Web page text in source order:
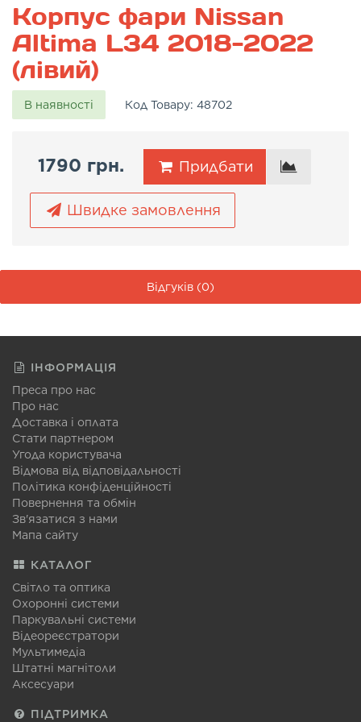
Корпус фари Nissan
Altima L34 2018-2022
(лівий)
В наявності Код Товару: 48702
1790 грн. Придбати
Швидке замовлення
Відгуків (0)
ІНФОРМАЦІЯ
Преса про нас
Про нас
Доставка і оплата
Стати партнером
Угода користувача
Відмова від відповідальності
Політика конфіденційності
Повернення та обмін
Зв'язатися з нами
Мапа сайту
КАТАЛОГ
Світло та оптика
Охоронні системи
Паркувальні системи
Відеореєстратори
Мультимедіа
Штатні магнітоли
Аксесуари
ПІДТРИМКА